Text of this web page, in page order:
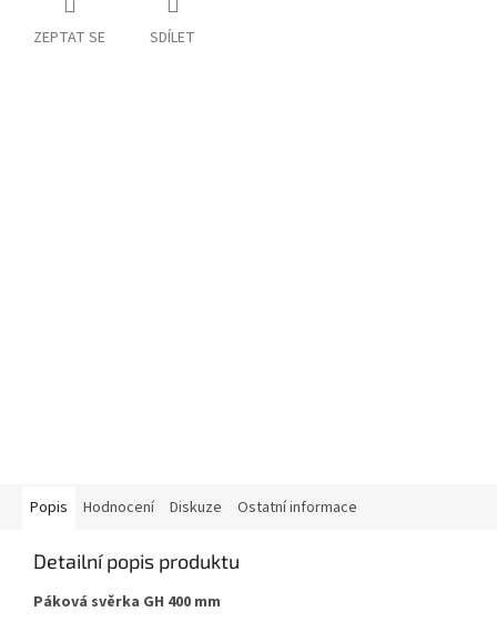
ZEPTAT SE SDÍLET
Popis Hodnocení Diskuze Ostatní informace
Detailní popis produktu
Páková svěrka GH 400 mm